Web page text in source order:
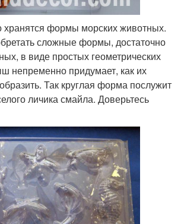
хранятся формы морских животных.
сложные формы, достаточно
в виде простых геометрических
непременно придумает, как их
Так круглая форма послужит
личика смайла. Доверьтесь